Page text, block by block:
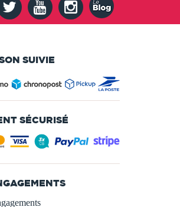
SUIVIE
SÉCURISÉ